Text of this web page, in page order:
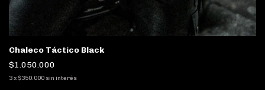
Chaleco Táctico Black
$1.050.000
3x $350.000 sin interés